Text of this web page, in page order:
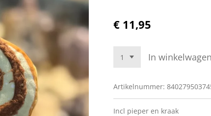
€ 11,95
In
Artikelnummer:
Incl pieper en kraak